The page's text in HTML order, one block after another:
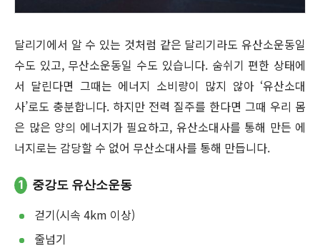
달리기에서 알 수 있는 것처럼 같은 달리기라도 유산소운동일
수도 있고, 무산소운동일 수도 있습니다. 숨쉬기 편한 상태에
서 달린다면 그때는 에너지 소비량이 많지 않아 ‘유산소대
사’로도 충분합니다. 하지만 전력 질주를 한다면 그때 우리 몸
은 많은 양의 에너지가 필요하고, 유산소대사를 통해 만든 에
너지로는 감당할 수 없어 무산소대사를 통해 만듭니다.
1 중강도 유산소운동
걷기(시속 4km 이상)
줄넘기